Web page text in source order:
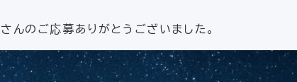
んのご応募ありがとうございました。